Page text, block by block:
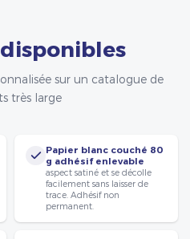
sur un catalogue de
très large
Papier blanc couché 80
g adhésif enlevable
aspect satiné et se décolle
facilement sans laisser de
trace. Adhésif non
permanent.